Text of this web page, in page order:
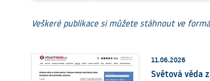
Veškeré publikace si můžete stáhnout ve
11.06.2026
Světová věda